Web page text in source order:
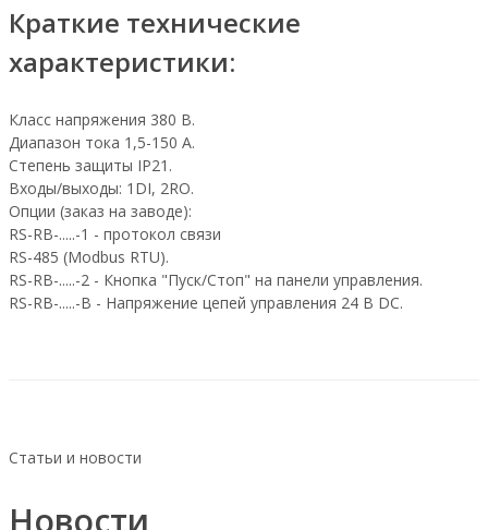
Краткие технические
характеристики:
Класс напряжения 380 В.
Диапазон тока 1,5-150 А.
Степень защиты IP21.
Входы/выходы: 1DI, 2RO.
Опции (заказ на заводе):
RS-RB-.....-1 - протокол связи
RS-485 (Modbus RTU).
RS-RB-.....-2 - Кнопка "Пуск/Стоп" на панели управления.
RS-RB-.....-В - Напряжение цепей управления 24 В DC.
Статьи и новости
Новости